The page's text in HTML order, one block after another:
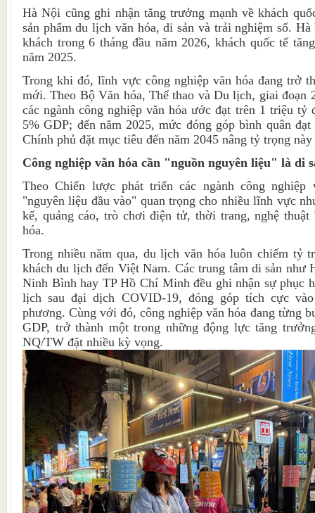
Hà Nội cũng ghi nhận tăng trưởng mạnh về khách
sản phẩm du lịch văn hóa, di sản và trải nghiệm số.
khách trong 6 tháng đầu năm 2026, khách quốc tế
năm 2025.
Trong khi đó, lĩnh vực công nghiệp văn hóa đang trở
mới. Theo Bộ Văn hóa, Thể thao và Du lịch, giai đoạn
các ngành công nghiệp văn hóa ước đạt trên 1 triệu tỷ
5% GDP; đến năm 2025, mức đóng góp bình quân
Chính phủ đặt mục tiêu đến năm 2045 nâng tỷ trọng
Công nghiệp văn hóa cần "nguồn nguyên liệu" là di
Theo Chiến lược phát triển các ngành công
"nguyên liệu đầu vào" quan trọng cho nhiều lĩnh vực
kế, quảng cáo, trò chơi điện tử, thời trang, nghệ
hóa.
Trong nhiều năm qua, du lịch văn hóa luôn chiếm tỷ
khách du lịch đến Việt Nam. Các trung tâm di sản như
Ninh Bình hay TP Hồ Chí Minh đều ghi nhận sự phục
lịch sau đại dịch COVID-19, đóng góp tích cực
phương. Cùng với đó, công nghiệp văn hóa đang từng
GDP, trở thành một trong những động lực tăng
NQ/TW đặt nhiều kỳ vọng.